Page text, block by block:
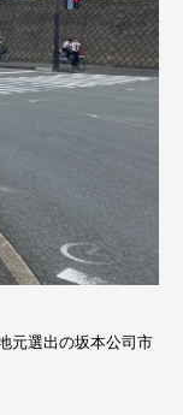
元選出の坂本公司市